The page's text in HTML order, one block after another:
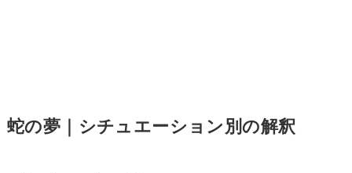
蛇の夢｜シチュエーション別の解釈